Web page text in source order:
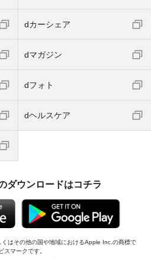
dカーシェア
dマガジン
dフォト
dヘルスケア
ダウンロードはコチラ
はその他の国や地域におけるApple Inc.の商標で
マークです。